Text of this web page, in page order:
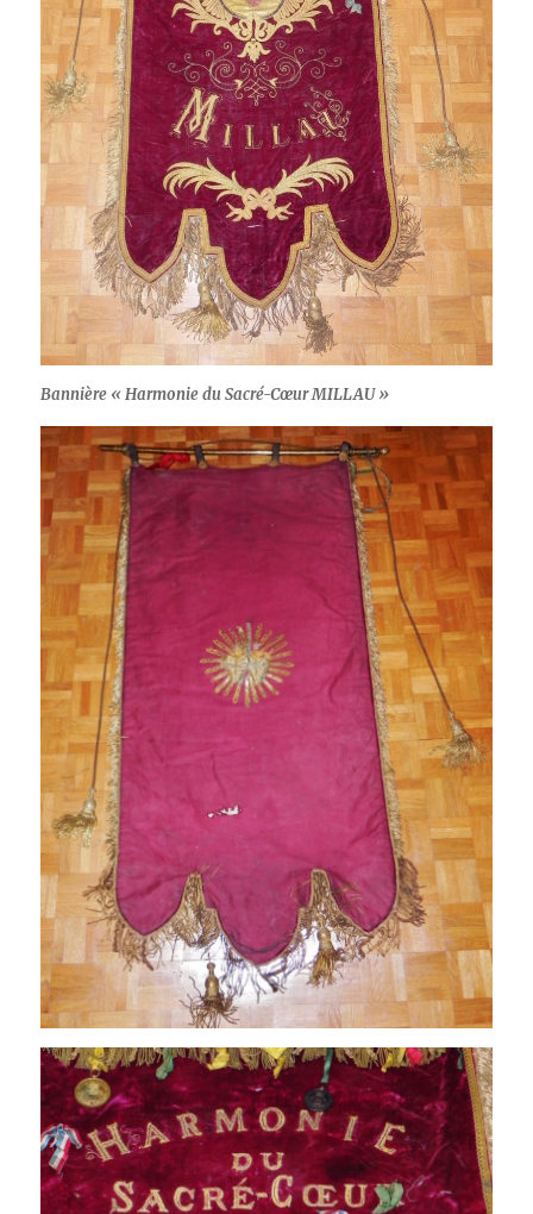
Bannière « Harmonie du Sacré-Cœur MILLAU »